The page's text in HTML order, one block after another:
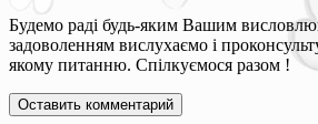
Будемо раді будь-яким Вашим
задоволенням вислухаємо і
якому питанню. Спілкуємося разом !